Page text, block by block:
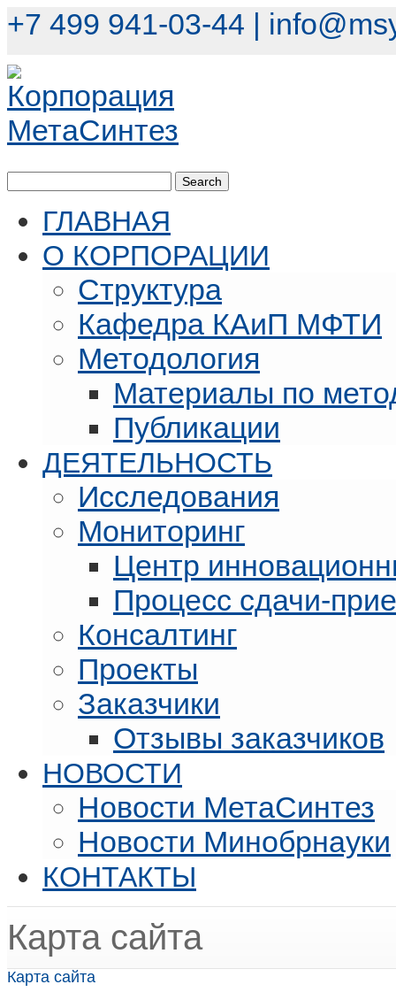
+7 499 941-03-44 |
ГЛАВНАЯ
О КОРПОРАЦИИ
Структура
Кафедра КАиП МФТИ
Методология
Материалы по
Публикации
ДЕЯТЕЛЬНОСТЬ
Исследования
Мониторинг
Центр
Процесс сдачи-
Консалтинг
Проекты
Заказчики
Отзывы заказчиков
НОВОСТИ
Новости МетаСинтез
Новости Минобрнауки
КОНТАКТЫ
Карта сайта
Карта сайта